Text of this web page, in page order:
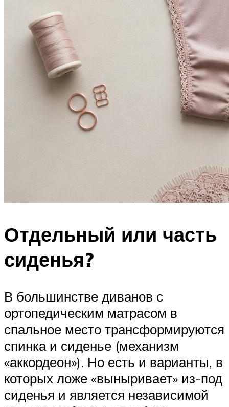
Отдельный или часть
сиденья?
В большинстве диванов с
ортопедическим матрасом в
спальное место трансформируются
спинка и сиденье (механизм
«аккордеон»). Но есть и варианты, в
которых ложе «выныривает» из-под
сиденья и является независимой